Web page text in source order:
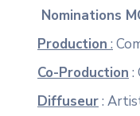
Nominations
Production :
Co-Production :
Diffuseur: